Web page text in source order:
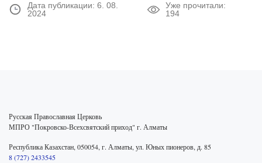
Дата публикации: 6. 08.
2024
Уже прочитали:
194
Русская Православная Церковь
МПРО "Покровско-Всехсвятский приход" г. Алматы
Республика Казахстан, 050054, г. Алматы, ул. Юных пионеров, д. 85
8 (727) 2433545